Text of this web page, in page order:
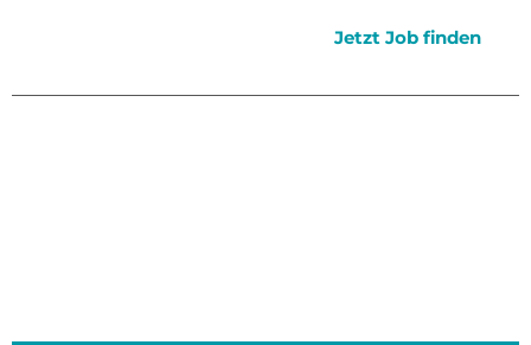
Jetzt Job finden